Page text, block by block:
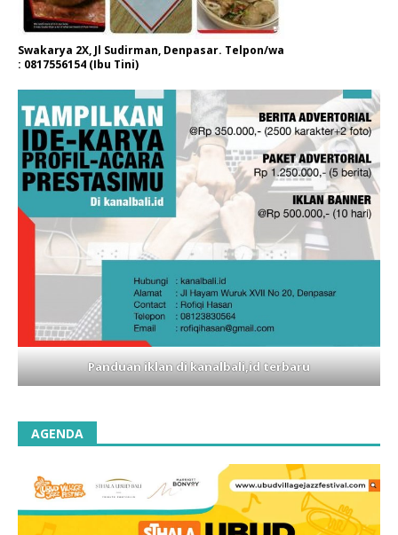
Swakarya 2X, Jl Sudirman, Denpasar. Telpon/wa
: 0817556154 (Ibu Tini)
Panduan iklan di kanalbali,id terbaru
AGENDA